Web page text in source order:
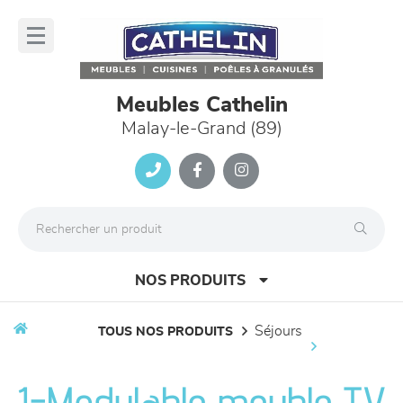
Meubles Cathelin
Malay-le-Grand (89)
NOS PRODUITS
TOUS NOS PRODUITS séjours